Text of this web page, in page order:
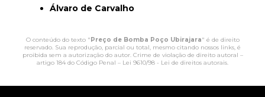
Álvaro de Carvalho
O conteúdo do texto "Preço de Bomba Poço Ubirajara" é de direito
reservado. Sua reprodução, parcial ou total, mesmo citando nossos links, é
proibida sem a autorização do autor. Crime de violação de direito autoral –
artigo 184 do Código Penal – Lei 9610/98 - Lei de direitos autorais.